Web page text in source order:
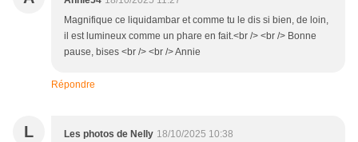
Magnifique ce liquidambar et comme tu le dis si bien, de loin,
il est lumineux comme un phare en fait.<br /> <br /> Bonne
pause, bises <br /> <br /> Annie
Répondre
L Les photos de Nelly 18/10/2025 10:38